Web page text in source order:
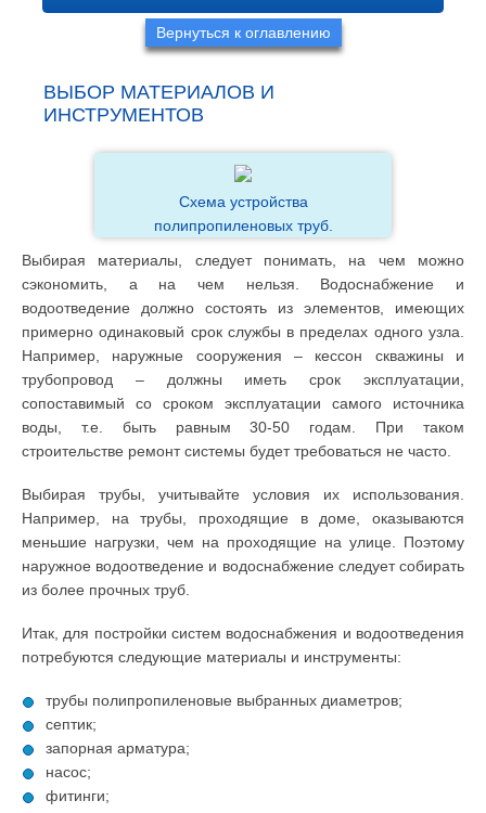
Вернуться к оглавлению
ВЫБОР МАТЕРИАЛОВ И
ИНСТРУМЕНТОВ
Схема устройства
полипропиленовых труб.
Выбирая материалы, следует понимать, на чем можно
сэкономить, а на чем нельзя. Водоснабжение и
водоотведение должно состоять из элементов, имеющих
примерно одинаковый срок службы в пределах одного узла.
Например, наружные сооружения – кессон скважины и
трубопровод – должны иметь срок эксплуатации,
сопоставимый со сроком эксплуатации самого источника
воды, т.е. быть равным 30-50 годам. При таком
строительстве ремонт системы будет требоваться не часто.
Выбирая трубы, учитывайте условия их использования.
Например, на трубы, проходящие в доме, оказываются
меньшие нагрузки, чем на проходящие на улице. Поэтому
наружное водоотведение и водоснабжение следует собирать
из более прочных труб.
Итак, для постройки систем водоснабжения и водоотведения
потребуются следующие материалы и инструменты:
трубы полипропиленовые выбранных диаметров;
септик;
запорная арматура;
насос;
фитинги;